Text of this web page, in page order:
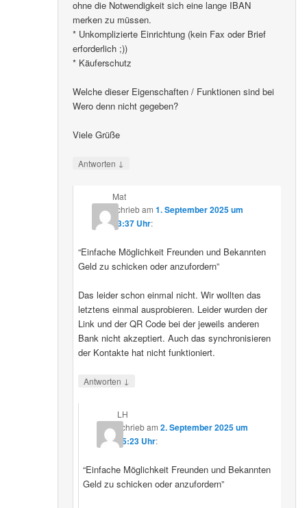
ohne die Notwendigkeit sich eine lange IBAN
merken zu müssen.
* Unkomplizierte Einrichtung (kein Fax oder Brief
erforderlich ;))
* Käuferschutz
Welche dieser Eigenschaften / Funktionen sind bei
Wero denn nicht gegeben?
Viele Grüße
Antworten ↓
Mat
schriebam 1. September 2025 um
23:37 Uhr:
“Einfache Möglichkeit Freunden und Bekannten
Geld zu schicken oder anzufordern”
Das leider schon einmal nicht. Wir wollten das
letztens einmal ausprobieren. Leider wurden der
Link und der QR Code bei der jeweils anderen
Bank nicht akzeptiert. Auch das synchronisieren
der Kontakte hat nicht funktioniert.
Antworten ↓
LH
schriebam2. September 2025 um
15:23 Uhr:
“Einfache Möglichkeit Freunden und Bekannten
Geld zu schicken oder anzufordern”